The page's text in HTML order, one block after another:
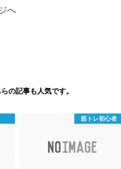
へ
の記事も人気です。
筋トレ初心者